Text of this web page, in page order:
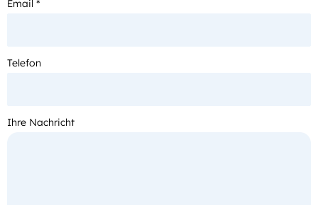
Email *
Telefon
Ihre Nachricht